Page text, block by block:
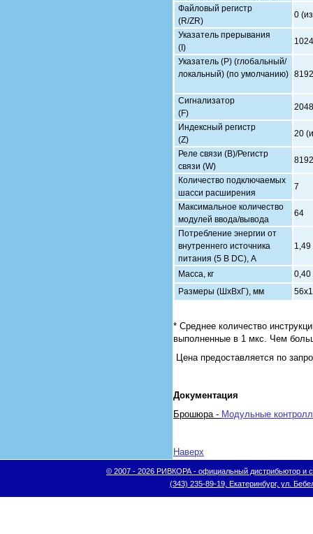
Файловый регистр
(R/ZR)
0
Указатель прерывания
(I)
Указатель (Р) (глобальный/
локальный) (по умолчанию)
Сигнализатор
(F)
Индексный регистр
(Z)
20
Реле связи (В)/Регистр
связи (W)
Количество подключаемых
шасси расширения
7
Максимальное количество
модулей ввода/вывода
64
Потребление энергии от
внутреннего источника
питания (5 В DC), А
1,49
Масса, кг
0,40
Размеры (ШхВхГ), мм
* Среднее количество
выполненные в 1 мкс. Чем
Цена предоставляется по
Документация
Брошюра - Модульные
Наверх
© 2007 - 2026 РИВКОРА - официальный дистрибьютор и
(343) 235-89-19, Екатеринбург, ул.